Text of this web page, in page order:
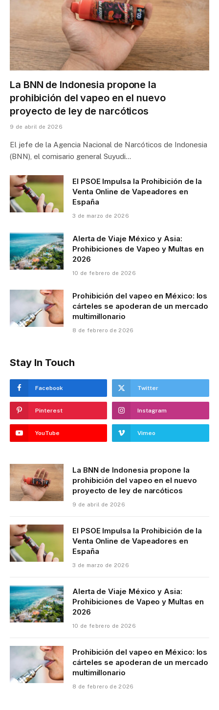
La BNN de Indonesia propone la
prohibición del vapeo en el nuevo
proyecto de ley de narcóticos
9 de abril de 2026
El jefe de la Agencia Nacional de Narcóticos de Indonesia
(BNN), el comisario general Suyudi…
El PSOE Impulsa la Prohibición de la
Venta Online de Vapeadores en
España
3 de marzo de 2026
Alerta de Viaje México y Asia:
Prohibiciones de Vapeo y Multas en
2026
10 de febrero de 2026
Prohibición del vapeo en México: los
cárteles se apoderan de un mercado
multimillonario
8 de febrero de 2026
Stay In Touch
Facebook Twitter
Pinterest Instagram
YouTube Vimeo
La BNN de Indonesia propone la
prohibición del vapeo en el nuevo
proyecto de ley de narcóticos
9 de abril de 2026
El PSOE Impulsa la Prohibición de la
Venta Online de Vapeadores en
España
3 de marzo de 2026
Alerta de Viaje México y Asia:
Prohibiciones de Vapeo y Multas en
2026
10 de febrero de 2026
Prohibición del vapeo en México: los
cárteles se apoderan de un mercado
multimillonario
8 de febrero de 2026